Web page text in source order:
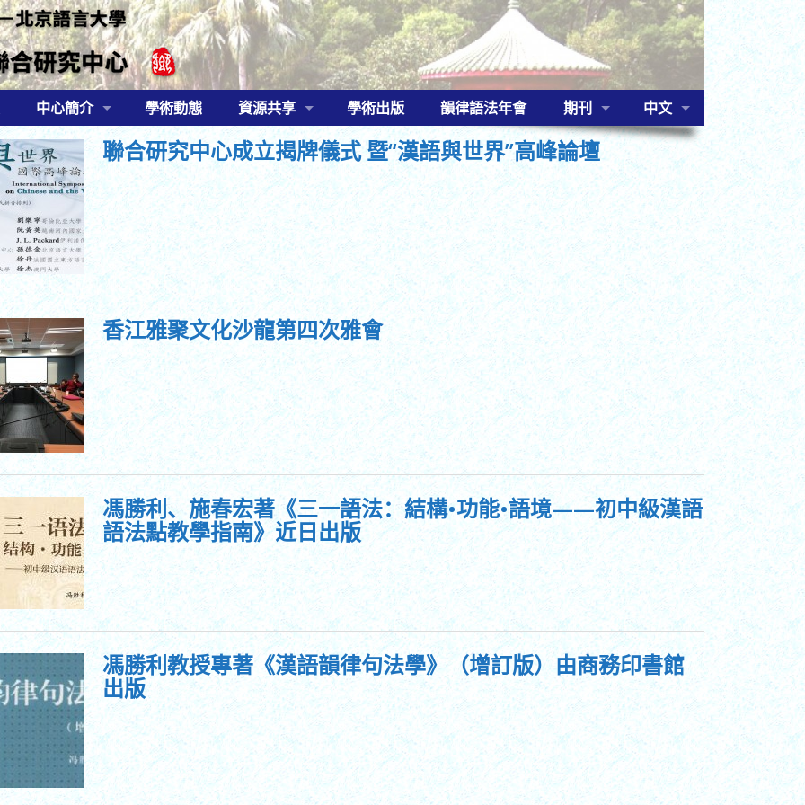
中心簡介 學術動態 資源共享 學術出版 韻律語法年會 期刊 中文
聯合研究中心成立揭牌儀式 暨“漢語與世界”高峰論壇
香江雅聚文化沙龍第四次雅會
馮勝利、施春宏著《三一語法：結構•功能•語境——初中級漢語
語法點教學指南》近日出版
馮勝利教授專著《漢語韻律句法學》（增訂版）由商務印書館
出版